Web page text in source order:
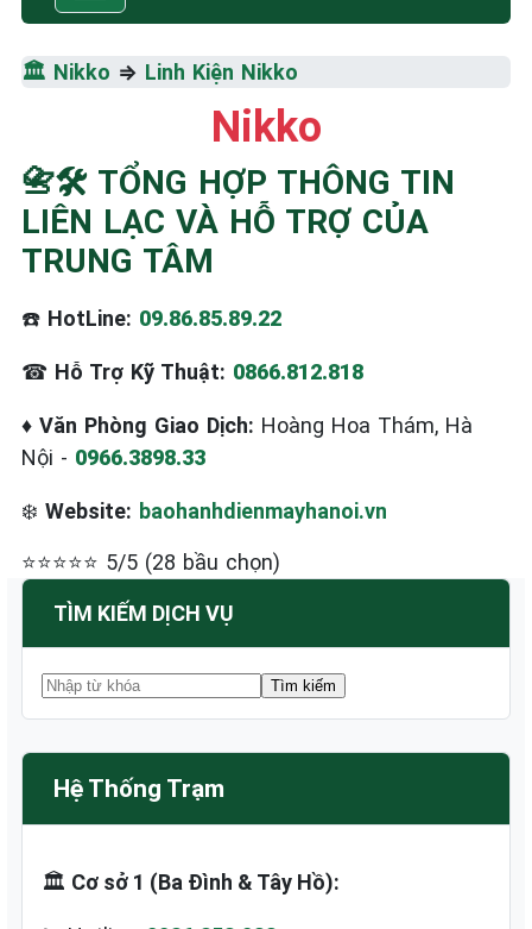
Tốc Độ Tối Đa • Chất Lượng Tối Ưu • Chi Phí Tối
☎️ 09.86.85.89.22
🏛️ Nikko ⇒ Linh Kiện Nikko
Nikko
📇🛠️ TỔNG HỢP THÔNG TIN
LIÊN LẠC VÀ HỖ TRỢ CỦA
TRUNG TÂM
☎️ HotLine: 09.86.85.89.22
☎ Hỗ Trợ Kỹ Thuật: 0866.812.818
♦ Văn Phòng Giao Dịch: Hoàng Hoa Thám, Hà
Nội - 0966.3898.33
❄️ Website: baohanhdienmayhanoi.vn
⭐⭐⭐⭐⭐ 5/5 (28 bầu chọn)
TÌM KIẾM DỊCH VỤ
Hệ Thống Trạm
🏛️ Cơ sở 1 (Ba Đình & Tây Hồ):